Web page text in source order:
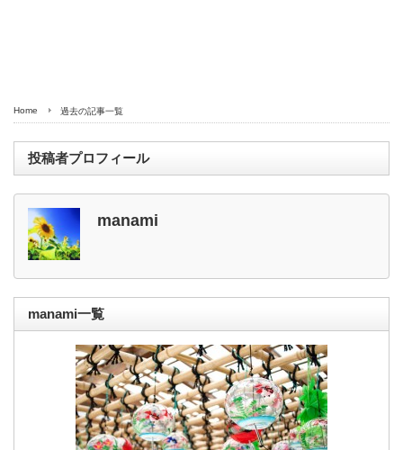
Home 過去の記事一覧
投稿者プロフィール
manami
manami一覧